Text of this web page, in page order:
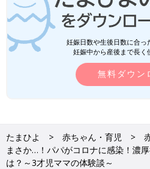
妊娠日数や生後日数に合っ
妊娠中から産後まで長く
無料ダウン
たまひよ 赤ちゃん・育児
まさか…！パパがコロナに感染！濃
は？～3才児ママの体験談～